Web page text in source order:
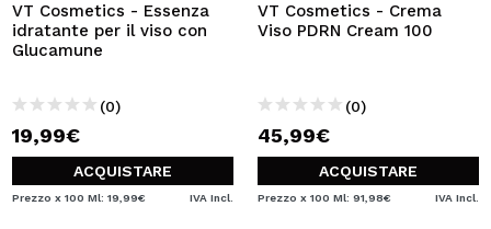
VT Cosmetics - Essenza
idratante per il viso con
Glucamune
(0)
19,99€
ACQUISTARE
Prezzo x 100 Ml: 19,99€ IVA Incl.
VT Cosmetics - Crema
Viso PDRN Cream 100
(0)
45,99€
ACQUISTARE
Prezzo x 100 Ml: 91,98€ IVA Incl.